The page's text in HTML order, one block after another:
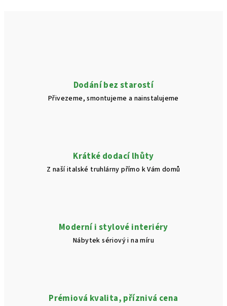
Dodání bez starostí
Přivezeme, smontujeme a nainstalujeme
Krátké dodací lhůty
Z naší italské truhlárny přímo k Vám domů
Moderní i stylové interiéry
Nábytek sériový i na míru
Prémiová kvalita, příznivá cena